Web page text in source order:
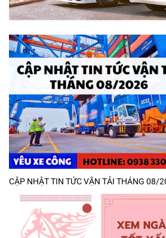
CẬP NHẬT TIN TỨC VẬN TẢI THÁNG 08/